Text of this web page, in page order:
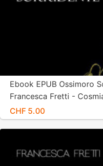
Ebook EPUB Ossimoro
Francesca Fretti -
CHF 5.00